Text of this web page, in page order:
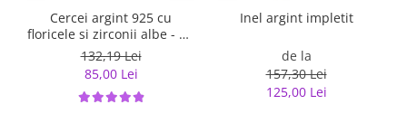
Cercei argint 925 cu
floricele si zirconii albe - Be
Nature EST0023
132,19 Lei
85,00 Lei
Inel argint impletit
de la
157,30 Lei
125,00 Lei